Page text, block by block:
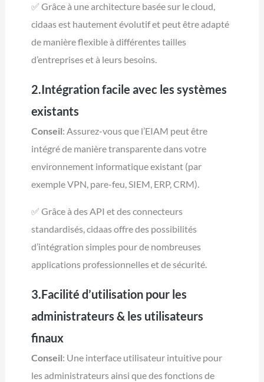
✅ Grâce à une architecture basée sur le cloud,
cidaas est hautement évolutif et peut être adapté
de manière flexible à différentes tailles
d’entreprises et à leurs besoins.
2.Intégration facile avec les systèmes
existants
Conseil: Assurez-vous que l’EIAM peut être
intégré de manière transparente dans votre
environnement informatique existant (par
exemple VPN, pare-feu, SIEM, ERP, CRM).
✅ Grâce à des API et des connecteurs
standardisés, cidaas offre des possibilités
d’intégration simples pour de nombreuses
applications professionnelles et de sécurité.
3.Facilité d’utilisation pour les
administrateurs & les utilisateurs
finaux
Conseil: Une interface utilisateur intuitive pour
les administrateurs ainsi que des fonctions de